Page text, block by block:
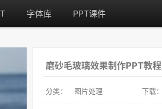
字体库 PPT课件
磨砂毛玻璃效果制作PPT教程
分类： 图片处理 下载：